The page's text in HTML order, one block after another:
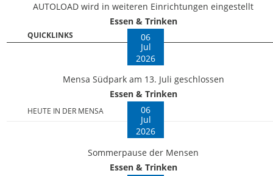
AUTOLOAD wird in weiteren Einrichtungen eingestellt
Essen & Trinken
06
Jul
2026
Mensa Südpark am 13. Juli geschlossen
Essen & Trinken
06
Jul
2026
Sommerpause der Mensen
Essen & Trinken
QUICKLINKS
HEUTE IN DER MENSA